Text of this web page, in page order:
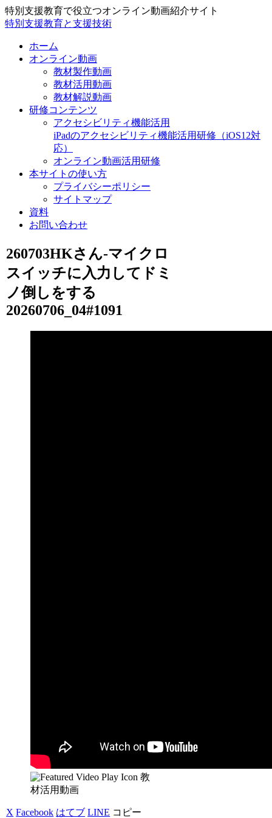
特別支援教育で役立つオンライン動画紹介サイト
特別支援教育と支援技術
ホーム
オンライン動画
教材製作動画
教材活用動画
教材解説動画
研修コンテンツ
アクセシビリティ機能活用
iPadのアクセシビリティ機能活用研修（iOS12対
応）
オンライン動画活用研修
本サイトの使い方
プライバシーポリシー
サイトマップ
資料
お問い合わせ
260703HKさん-マイクロ
スイッチに入力してドミ
ノ倒しをする
20260706_04#1091
教
材活用動画
X Facebook はてブ LINE コピー